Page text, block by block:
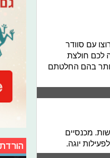
עם סוודר
לכם חולצת
יותר בהם החלטתם
מכנסיים
יוגה.